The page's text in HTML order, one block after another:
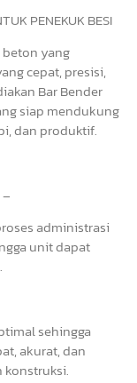
PENEKUK BESI
beton yang
cepat, presisi,
Bar Bender
siap mendukung
dan produktif.
administrasi
unit dapat
sehingga
akurat, dan
konstruksi.